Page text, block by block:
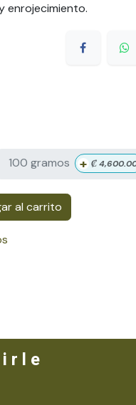
enrojecimiento.
100 gramos + ₡
al carrito
r l e